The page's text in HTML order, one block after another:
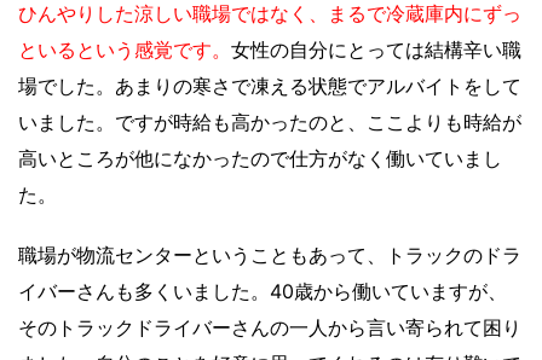
ひんやりした涼しい職場ではなく、まるで冷蔵庫内にずっ
といるという感覚です。 女性の自分にとっては結構辛い職
場でした。あまりの寒さで凍える状態でアルバイトをして
いました。ですが時給も高かったのと、ここよりも時給が
高いところが他になかったので仕方がなく働いていまし
た。
職場が物流センターということもあって、トラックのドラ
イバーさんも多くいました。40歳から働いていますが、
そのトラックドライバーさんの一人から言い寄られて困り